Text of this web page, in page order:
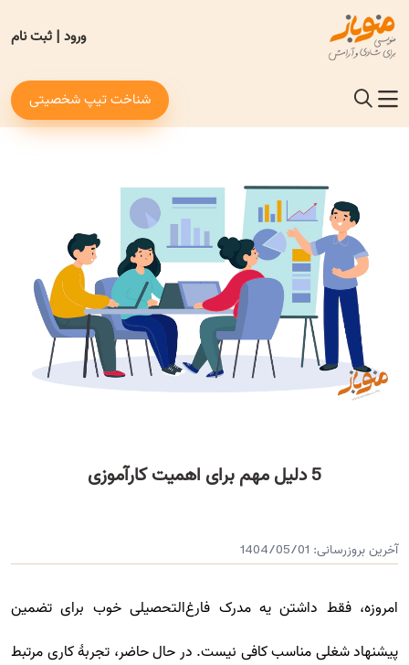
ورود| ثبت نام
شناخت تیپ شخصیتی
5 دلیل مهم برای اهمیت کارآموزی
آخرین بروزرسانی: 1404/05/01
امروزه، فقط داشتن یه مدرک فارغ‌التحصیلی خوب برای تضمین
پیشنهاد شغلی مناسب کافی نیست. در حال حاضر، تجربۀ کاری مرتبط